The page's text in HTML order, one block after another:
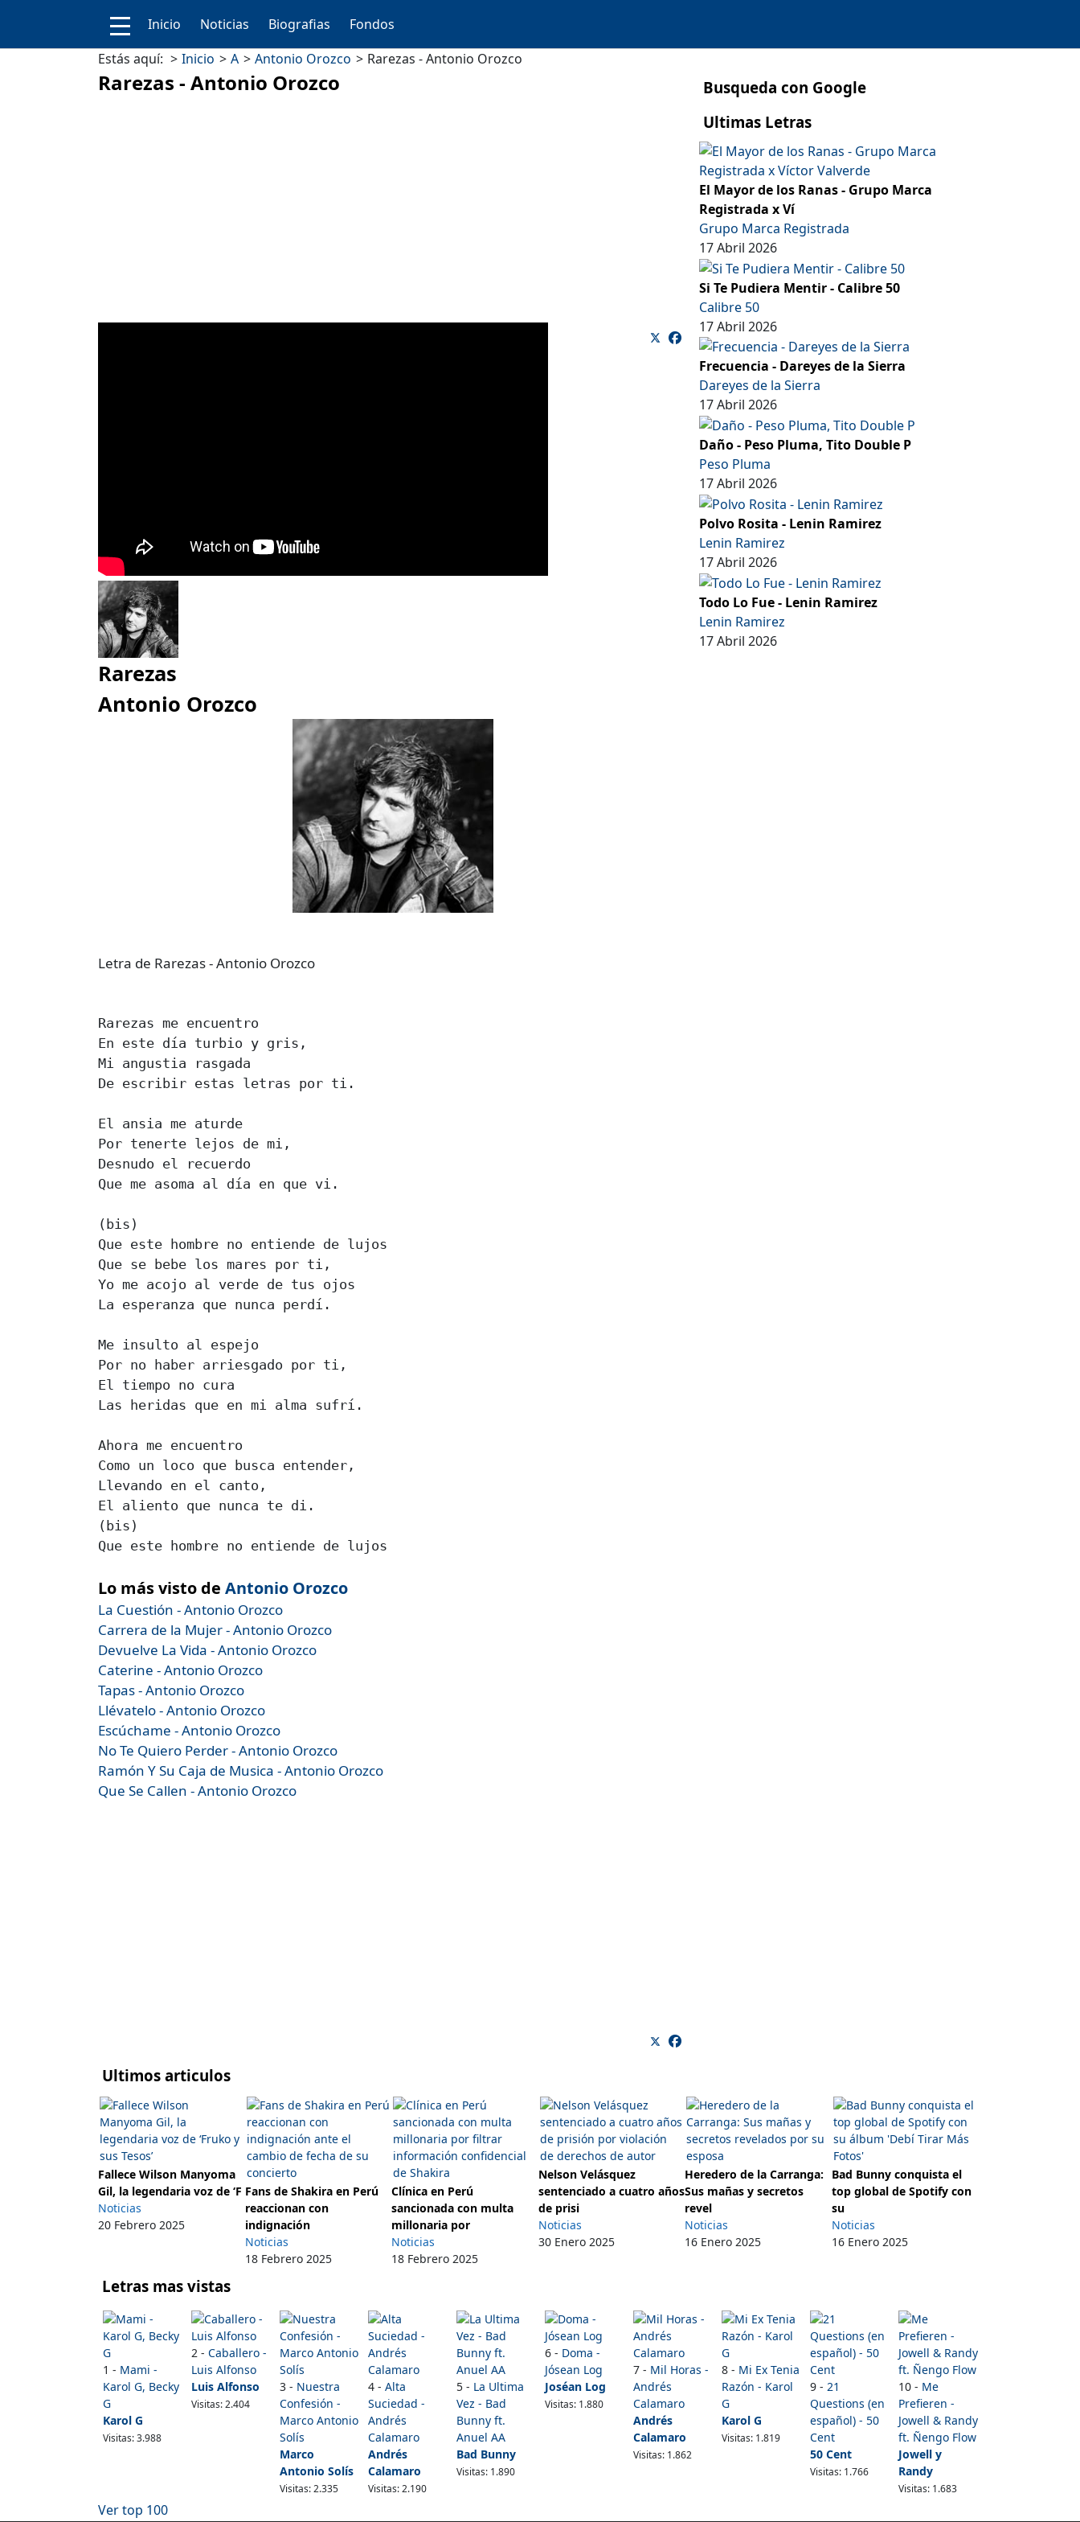
Inicio Noticias Biografias
Fondos
Estás aquí:
Inicio A Antonio Orozco Rarezas - Antonio Orozco
Rarezas - Antonio Orozco
Rarezas
Antonio Orozco
Letra de Rarezas - Antonio Orozco
Rarezas me encuentro
En este día turbio y gris,
Mi angustia rasgada
De escribir estas letras por ti.
El ansia me aturde
Por tenerte lejos de mi,
Desnudo el recuerdo
Que me asoma al día en que vi.
(bis)
Que este hombre no entiende de lujos
Que se bebe los mares por ti,
Yo me acojo al verde de tus ojos
La esperanza que nunca perdí.
Me insulto al espejo
Por no haber arriesgado por ti,
El tiempo no cura
Las heridas que en mi alma sufrí.
Ahora me encuentro
Como un loco que busca entender,
Llevando en el canto,
El aliento que nunca te di.
(bis)
Que este hombre no entiende de lujos
Lo más visto de Antonio Orozco
La Cuestión - Antonio Orozco
Carrera de la Mujer - Antonio Orozco
Devuelve La Vida - Antonio Orozco
Caterine - Antonio Orozco
Tapas - Antonio Orozco
Llévatelo - Antonio Orozco
Escúchame - Antonio Orozco
No Te Quiero Perder - Antonio Orozco
Ramón Y Su Caja de Musica - Antonio Orozco
Que Se Callen - Antonio Orozco
Busqueda con Google
Ultimas Letras
El Mayor de los Ranas - Grupo Marca
Registrada x Ví
Grupo Marca Registrada
17 Abril 2026
Si Te Pudiera Mentir - Calibre 50
Calibre 50
17 Abril 2026
Frecuencia - Dareyes de la Sierra
Dareyes de la Sierra
17 Abril 2026
Daño - Peso Pluma, Tito Double P
Peso Pluma
17 Abril 2026
Polvo Rosita - Lenin Ramirez
Lenin Ramirez
17 Abril 2026
Todo Lo Fue - Lenin Ramirez
Lenin Ramirez
17 Abril 2026
Ultimos articulos
Fallece Wilson Manyoma
Gil, la legendaria voz de ‘F
Noticias
20 Febrero 2025
Fans de Shakira en Perú
reaccionan con
indignación
Noticias
18 Febrero 2025
Clínica en Perú
sancionada con multa
millonaria por
Noticias
18 Febrero 2025
Nelson Velásquez
sentenciado a cuatro años
de prisi
Noticias
30 Enero 2025
Heredero de la Carranga:
Sus mañas y secretos
revel
Noticias
16 Enero 2025
Bad Bunny conquista el
top global de Spotify con
su
Noticias
16 Enero 2025
Letras mas vistas
1 - Mami -
Karol G, Becky
G
Karol G
Visitas: 3.988
2 - Caballero -
Luis Alfonso
Luis Alfonso
Visitas: 2.404
3 - Nuestra
Confesión -
Marco Antonio
Solís
Marco
Antonio Solís
Visitas: 2.335
4 - Alta
Suciedad -
Andrés
Calamaro
Andrés
Calamaro
Visitas: 2.190
5 - La Ultima
Vez - Bad
Bunny ft.
Anuel AA
Bad Bunny
Visitas: 1.890
6 - Doma -
Jósean Log
Joséan Log
Visitas: 1.880
7 - Mil Horas -
Andrés
Calamaro
Andrés
Calamaro
Visitas: 1.862
8 - Mi Ex Tenia
Razón - Karol
G
Karol G
Visitas: 1.819
9 - 21
Questions (en
español) - 50
Cent
50 Cent
Visitas: 1.766
10 - Me
Prefieren -
Jowell & Randy
ft. Ñengo Flow
Jowell y
Randy
Visitas: 1.683
Ver top 100